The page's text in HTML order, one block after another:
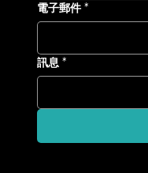
電子郵件 *
訊息 *